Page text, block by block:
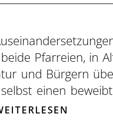
Pfarreien, in
und Bürgern
einen